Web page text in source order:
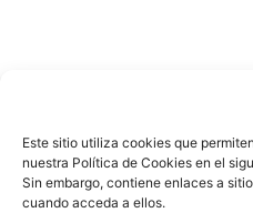
Este sitio utiliza cookies que
nuestra Política de Cookies en el
Sin embargo, contiene enlaces a
cuando acceda a ellos.